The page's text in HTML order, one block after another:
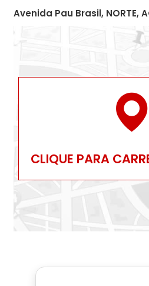
Avenida Pau Brasil, NORTE,
CLIQUE PARA